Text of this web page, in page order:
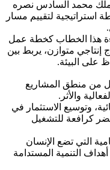
محمد السادس نصره
استراتيجية لتقييم مسار
هذا الخطاب كخطة عمل
إنتاجي متوازن، يربط بين
على البيئة.
من منطق المشاريع
والأثر.
وتوسيع الاستثمار في
كرافعة للتشغيل
التي تضع الإنسان
التنمية المستدامة